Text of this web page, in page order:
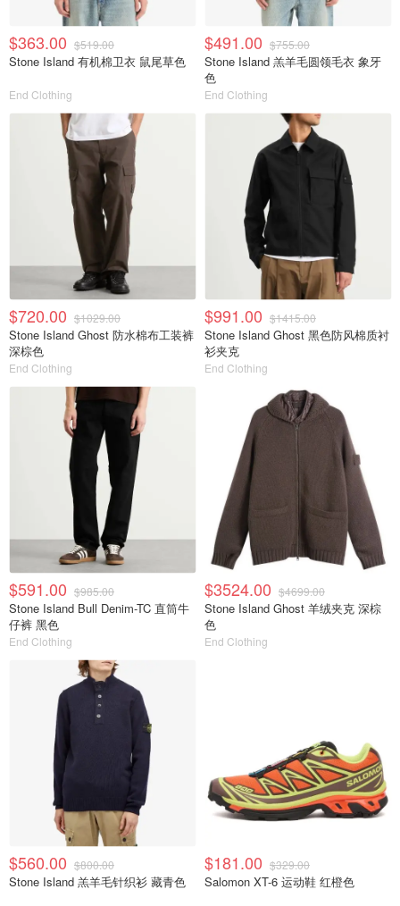
$363.00 $519.00
Stone Island 有机棉卫衣 鼠尾草色
End Clothing
$491.00 $755.00
Stone Island 羔羊毛圆领毛衣 象牙
色
End Clothing
$720.00 $1029.00
Stone Island Ghost 防水棉布工装裤
深棕色
End Clothing
$991.00 $1415.00
Stone Island Ghost 黑色防风棉质衬
衫夹克
End Clothing
$591.00 $985.00
Stone Island Bull Denim-TC 直筒牛
仔裤 黑色
End Clothing
$3524.00 $4699.00
Stone Island Ghost 羊绒夹克 深棕
色
End Clothing
$560.00 $800.00
Stone Island 羔羊毛针织衫 藏青色
$181.00 $329.00
Salomon XT-6 运动鞋 红橙色